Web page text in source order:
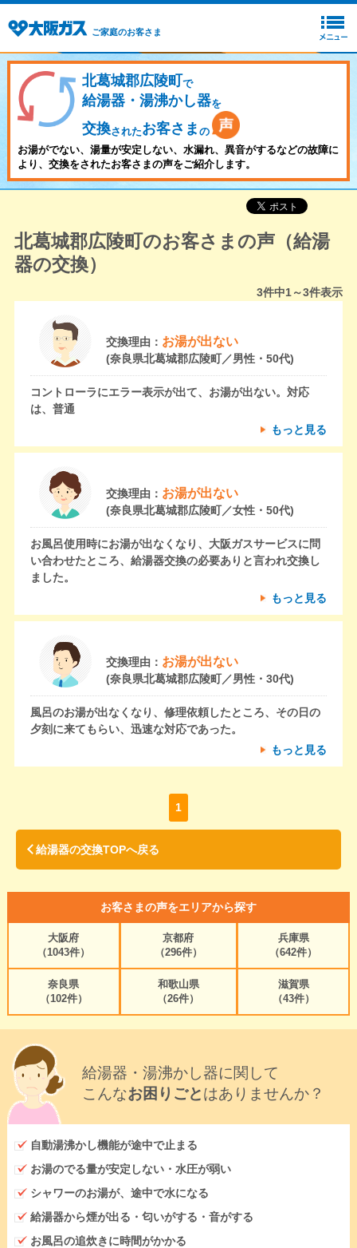
ご家庭のお客さま
北葛城郡広陵町で
給湯器・湯沸かし器を
交換されたお客さま の
お湯がでない、湯量が安定しない、水漏れ、異音がするなどの故障に
より、交換をされたお客さまの声をご紹介します。
北葛城郡広陵町のお客さまの声（給湯
器の交換）
3件中1～3件表示
交換理由： お湯が出ない
(奈良県北葛城郡広陵町／男性・50代)
コントローラにエラー表示が出て、お湯が出ない。対応
は、普通
もっと見る
交換理由： お湯が出ない
(奈良県北葛城郡広陵町／女性・50代)
お風呂使用時にお湯が出なくなり、大阪ガスサービスに問
い合わせたところ、給湯器交換の必要ありと言われ交換し
ました。
もっと見る
交換理由： お湯が出ない
(奈良県北葛城郡広陵町／男性・30代)
風呂のお湯が出なくなり、修理依頼したところ、その日の
夕刻に来てもらい、迅速な対応であった。
もっと見る
1
給湯器の交換TOPへ戻る
お客さまの声をエリアから探す
大阪府
（1043件）
京都府
（296件）
兵庫県
（642件）
奈良県
（102件）
和歌山県
（26件）
滋賀県
（43件）
給湯器・湯沸かし器に関して
こんなお困りごとはありませんか？
自動湯沸かし機能が途中で止まる
お湯のでる量が安定しない・水圧が弱い
シャワーのお湯が、途中で水になる
給湯器から煙が出る・匂いがする・音がする
お風呂の追炊きに時間がかかる